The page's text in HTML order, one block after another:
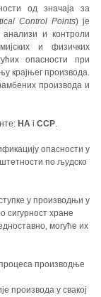
од значаја за
Control Points) је
и контроли
и физичких
опасности при
крајњег производа.
производа и
HA i CCP.
опасности у
по људско
у производњи у
сигурност хране
могуће их
производње
производа у свакој